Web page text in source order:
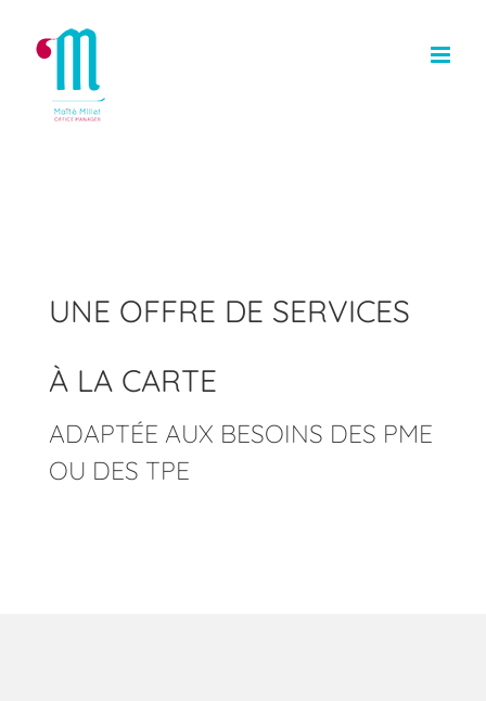
contenu
UNE OFFRE DE SERVICES
À LA CARTE
ADAPTÉE AUX BESOINS DES PME
OU DES TPE